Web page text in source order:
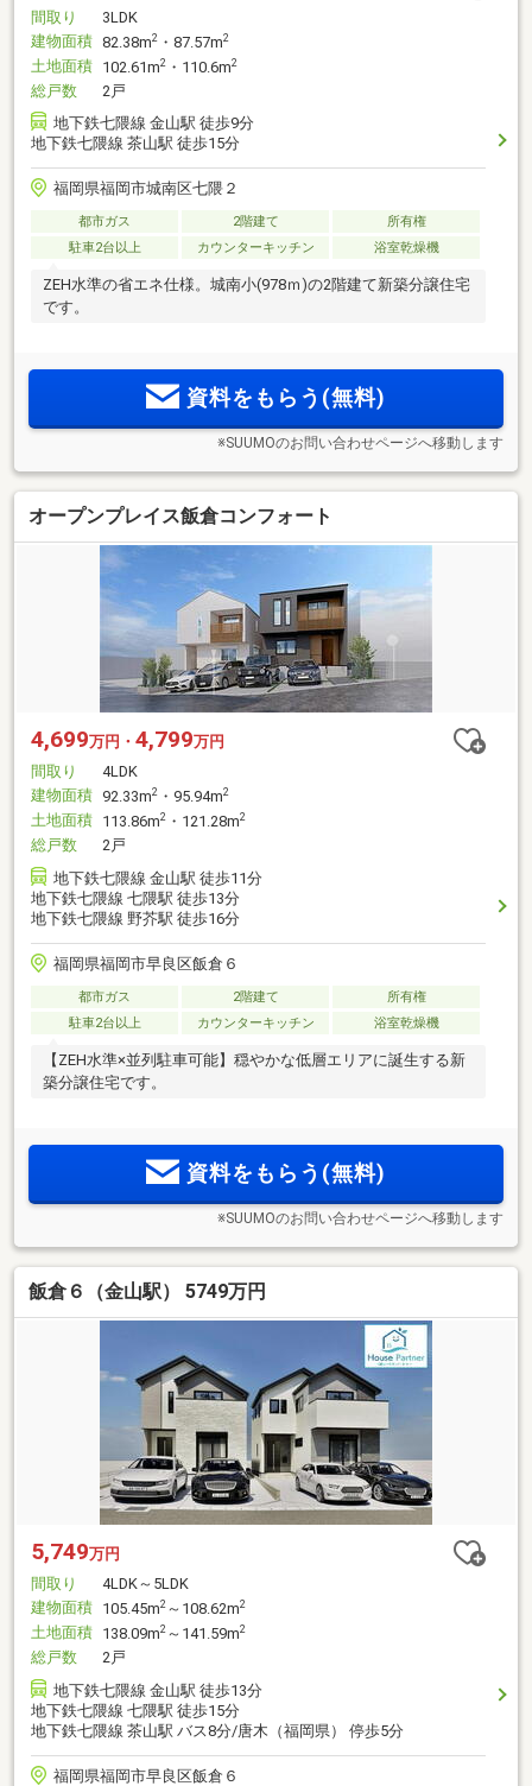
間取り
3LDK
建物面積 82.38m2 ・87.57m2
土地面積 102.61m2 ・110.6m2
総戸数
2戸
地下鉄七隈線 金山駅 徒歩9分
地下鉄七隈線 茶山駅 徒歩15分
福岡県福岡市城南区七隈２
都市ガス 2階建て
所有権
駐車2台以上
カウンターキッチン 浴室乾燥機
ZEH水準の省エネ仕様。城南小(978ｍ)の2階建て新築分譲住宅
です。
資料をもらう(無料)
※SUUMOのお問い合わせページへ移動します
オープンプレイス飯倉コンフォート
4,699万円・ 4,799万円
間取り
4LDK
建物面積 92.33m2 ・95.94m2
土地面積 113.86m2 ・121.28m2
総戸数
2戸
地下鉄七隈線 金山駅 徒歩11分
地下鉄七隈線 七隈駅 徒歩13分
地下鉄七隈線 野芥駅 徒歩16分
福岡県福岡市早良区飯倉６
都市ガス 2階建て
所有権
駐車2台以上
カウンターキッチン 浴室乾燥機
【ZEH水準×並列駐車可能】穏やかな低層エリアに誕生する新
築分譲住宅です。
資料をもらう(無料)
※SUUMOのお問い合わせページへ移動します
飯倉６（金山駅） 5749万円
5,749万円
間取り
4LDK～5LDK
建物面積 105.45m2 ～108.62m2
土地面積 138.09m2 ～141.59m2
総戸数
2戸
地下鉄七隈線 金山駅 徒歩13分
地下鉄七隈線 七隈駅 徒歩15分
地下鉄七隈線 茶山駅 バス8分/唐木（福岡県） 停歩5分
福岡県福岡市早良区飯倉６